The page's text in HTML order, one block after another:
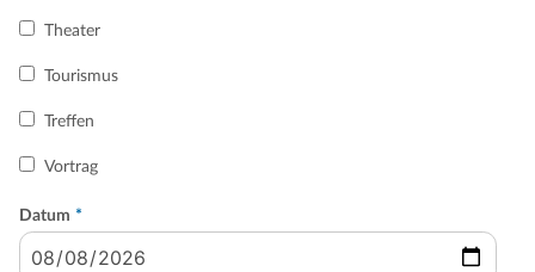
Theater
Tourismus
Treffen
Vortrag
Datum *